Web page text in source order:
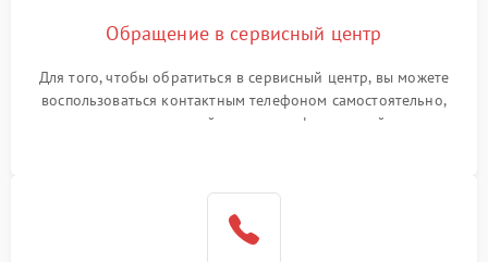
Обращение в сервисный центр
Для того, чтобы обратиться в сервисный центр, вы можете
воспользоваться контактным телефоном самостоятельно,
или оставить свой номер телефона на сайте